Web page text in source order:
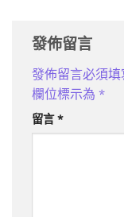
發佈留言
發佈留言必須
欄位標示為 *
留言*